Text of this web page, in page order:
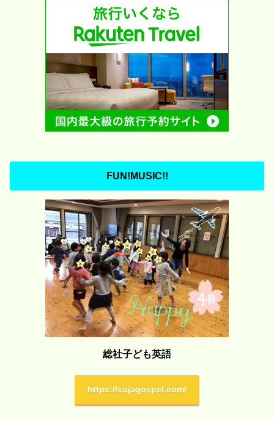
FUN!MUSIC!!
総社子ども英語
https://sojagospel.com/